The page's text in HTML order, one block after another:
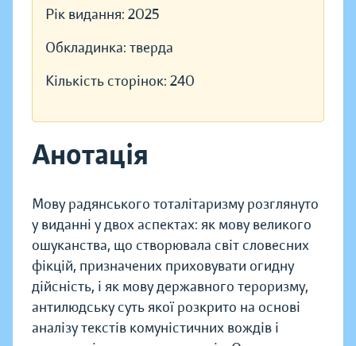
Рік видання: 2025
Обкладинка: тверда
Кількість сторінок: 240
Анотація
Мову радянського тоталітаризму розглянуто
у виданні у двох аспектах: як мову великого
ошуканства, що створювала світ словесних
фікцій, призначених приховувати огидну
дійсність, і як мову державного тероризму,
антилюдську суть якої розкрито на основі
аналізу текстів комуністичних вождів і